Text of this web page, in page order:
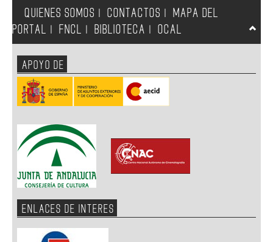
QUIENES SOMOS CONTACTOS
MAPA DEL
PORTAL
FNCL BIBLIOTECA OCAL
APOYO DE
ENLACES DE INTERES